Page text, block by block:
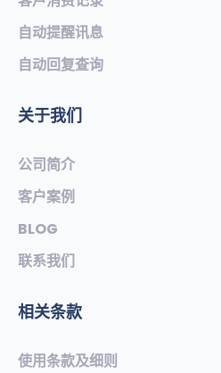
自动提醒讯息
自动回复查询
关于我们
公司简介
客户案例
BLOG
联系我们
相关条款
使用条款及细则